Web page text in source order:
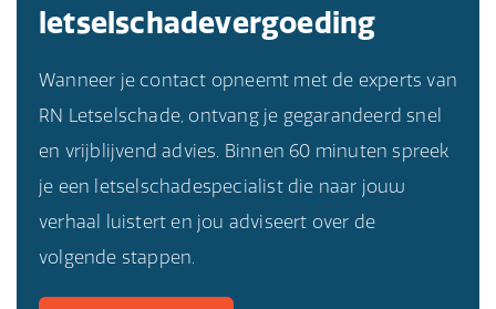
letselschadevergoeding
Wanneer je contact opneemt met de experts van
RN Letselschade, ontvang je gegarandeerd snel
en vrijblijvend advies. Binnen 60 minuten spreek
je een letselschadespecialist die naar jouw
verhaal luistert en jou adviseert over de
volgende stappen.